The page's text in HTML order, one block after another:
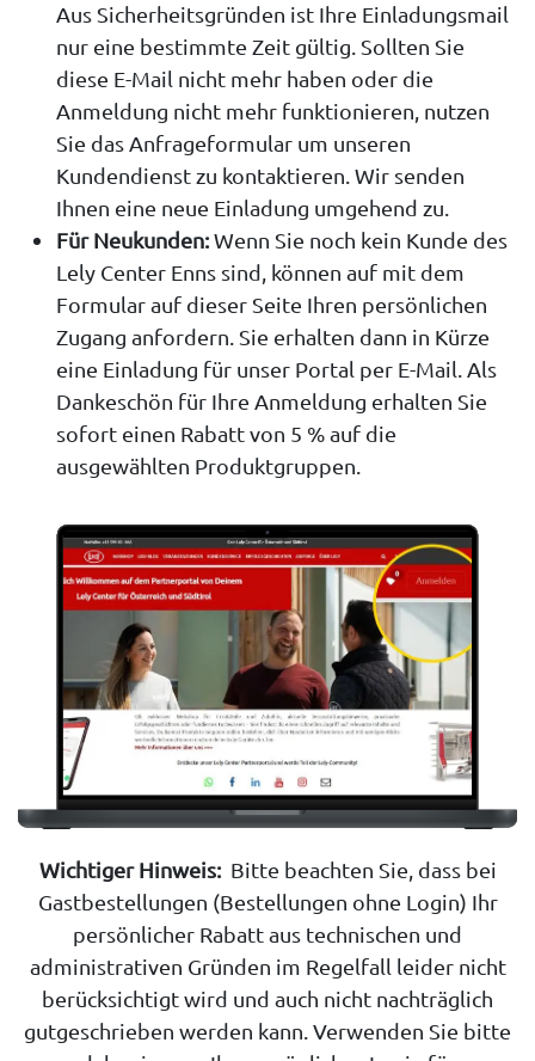
Aus Sicherheitsgründen ist Ihre Einladungsmail
nur eine bestimmte Zeit gültig. Sollten Sie
diese E-Mail nicht mehr haben oder die
Anmeldung nicht mehr funktionieren, nutzen
Sie das Anfrageformular um unseren
Kundendienst zu kontaktieren. Wir senden
Ihnen eine neue Einladung umgehend zu.
Für Neukunden:Wenn Sie noch kein Kunde des
Lely Center Enns sind, können auf mit dem
Formular auf dieser Seite Ihren persönlichen
Zugang anfordern. Sie erhalten dann in Kürze
eine Einladung für unser Portal per E-Mail. Als
Dankeschön für Ihre Anmeldung erhalten Sie
sofort einen Rabatt von 5 % auf die
ausgewählten Produktgruppen.
Wichtiger Hinweis:Bitte beachten Sie, dass bei
Gastbestellungen (Bestellungen ohne Login) Ihr
persönlicher Rabatt aus technischen und
administrativen Gründen im Regelfall leider nicht
berücksichtigt wird und auch nicht nachträglich
gutgeschrieben werden kann. Verwenden Sie bitte